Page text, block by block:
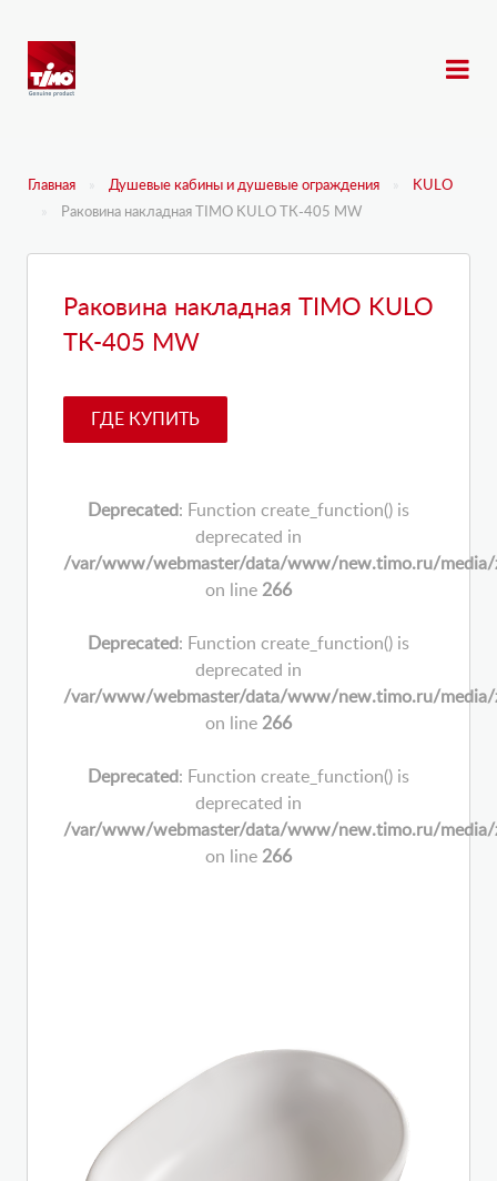
Главная Душевые кабины и душевые ограждения
KULO
Раковина накладная TIMO KULO ТК-405 MW
Раковина накладная TIMO KULO
ТК-405 MW
ГДЕ КУПИТЬ
Deprecated: Function create_function() is
deprecated in
/var/www/webmaster/data/www/new.timo.ru/media/
on line 266
Deprecated: Function create_function() is
deprecated in
/var/www/webmaster/data/www/new.timo.ru/media/
on line 266
Deprecated: Function create_function() is
deprecated in
/var/www/webmaster/data/www/new.timo.ru/media/
on line 266